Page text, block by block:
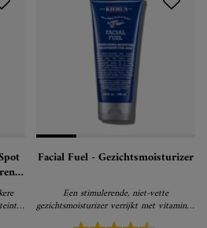
Facial Fuel - Gezichtsmoisturizer
Een stimulerende, niet-vette
gezichtsmoisturizer verrijkt met vitamines,
geeft je huid energie